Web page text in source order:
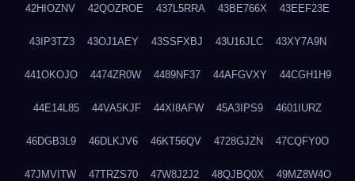
42HIOZNV 42QOZROE 437L5RRA 43BE766X 43EEF23E
43IP3TZ3 43OJ1AEY 43SSFXBJ 43U16JLC 43XY7A9N
441OKOJO 4474ZR0W 4489NF37 44AFGVXY 44CGH1H9
44E14L85 44VA5KJF 44XI8AFW 45A3IPS9 4601IURZ
46DGB3L9 46DLKJV6 46KT56QV 4728GJZN 47CQFY0O
47JMVITW 47TRZS70 47W8J2J2 48QJBQ0X 49MZ8W4O